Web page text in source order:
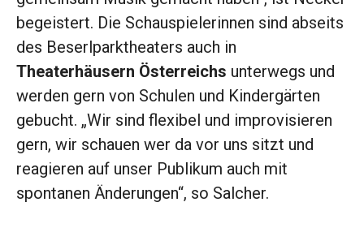
begeistert. Die Schauspielerinnen sind abseits
des Beserlparktheaters auch in
Theaterhäusern Österreichs unterwegs und
werden gern von Schulen und Kindergärten
gebucht. „Wir sind flexibel und improvisieren
gern, wir schauen wer da vor uns sitzt und
reagieren auf unser Publikum auch mit
spontanen Änderungen“, so Salcher.